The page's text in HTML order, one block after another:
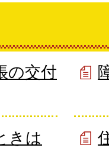
の交付
きは